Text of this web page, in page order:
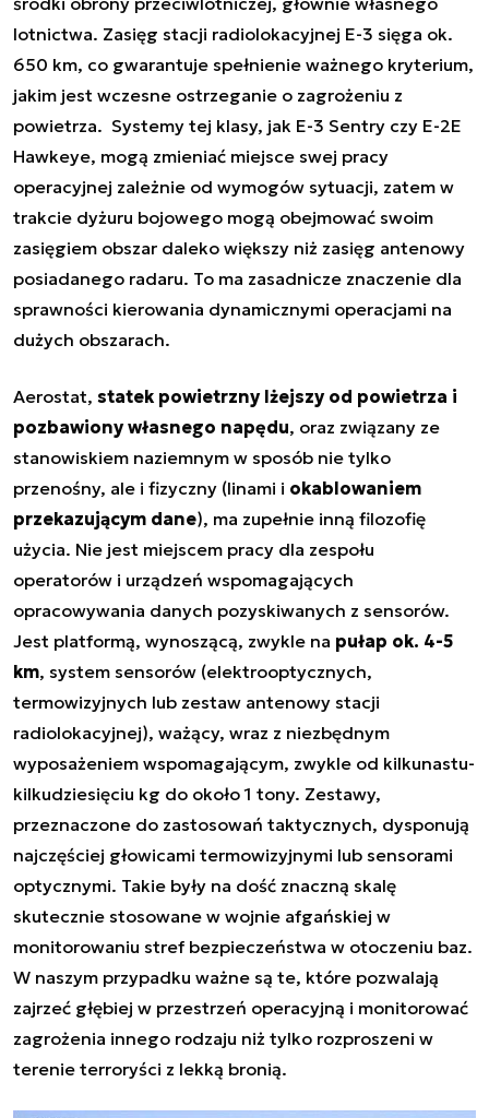
lotnictwa. Zasięg stacji radiolokacyjnej E-3 sięga ok.
650 km, co gwarantuje spełnienie ważnego kryterium,
jakim jest wczesne ostrzeganie o zagrożeniu z
powietrza. Systemy tej klasy, jak E-3 Sentry czy E-2E
Hawkeye, mogą zmieniać miejsce swej pracy
operacyjnej zależnie od wymogów sytuacji, zatem w
trakcie dyżuru bojowego mogą obejmować swoim
zasięgiem obszar daleko większy niż zasięg antenowy
posiadanego radaru. To ma zasadnicze znaczenie dla
sprawności kierowania dynamicznymi operacjami na
dużych obszarach.
Aerostat, statek powietrzny lżejszy od powietrza i
pozbawiony własnego napędu, oraz związany ze
stanowiskiem naziemnym w sposób nie tylko
przenośny, ale i fizyczny (linami i okablowaniem
przekazującym dane), ma zupełnie inną filozofię
użycia. Nie jest miejscem pracy dla zespołu
operatorów i urządzeń wspomagających
opracowywania danych pozyskiwanych z sensorów.
Jest platformą, wynoszącą, zwykle na pułap ok. 4-5
km, system sensorów (elektrooptycznych,
termowizyjnych lub zestaw antenowy stacji
radiolokacyjnej), ważący, wraz z niezbędnym
wyposażeniem wspomagającym, zwykle od kilkunastu-
kilkudziesięciu kg do około 1 tony. Zestawy,
przeznaczone do zastosowań taktycznych, dysponują
najczęściej głowicami termowizyjnymi lub sensorami
optycznymi. Takie były na dość znaczną skalę
skutecznie stosowane w wojnie afgańskiej w
monitorowaniu stref bezpieczeństwa w otoczeniu baz.
W naszym przypadku ważne są te, które pozwalają
zajrzeć głębiej w przestrzeń operacyjną i monitorować
zagrożenia innego rodzaju niż tylko rozproszeni w
terenie terroryści z lekką bronią.